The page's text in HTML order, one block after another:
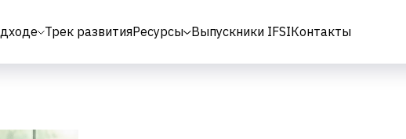
Трек развитияРесурсы Выпускники IFSIКонтакты